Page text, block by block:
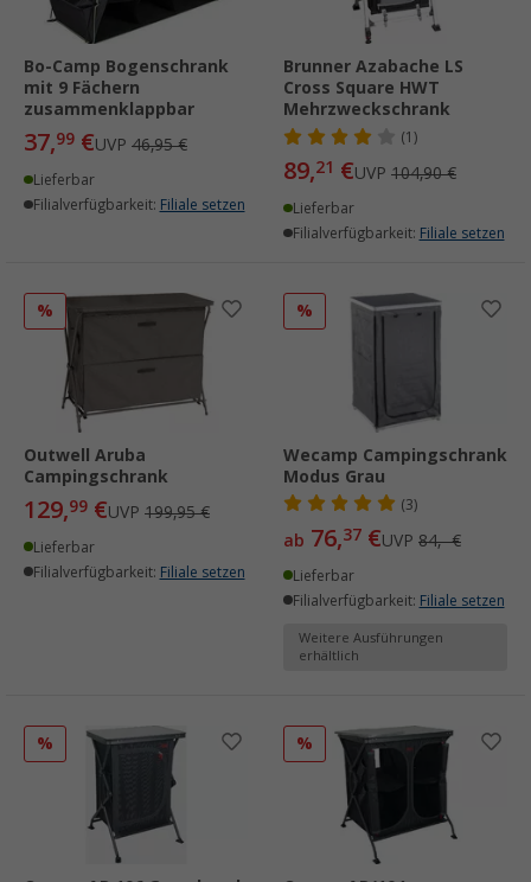
Bo-Camp Bogenschrank
mit 9 Fächern
zusammenklappbar
37,99 €UVP 46,95 €
Lieferbar
Filialverfügbarkeit: Filiale setzen
Brunner Azabache LS
Cross Square HWT
Mehrzweckschrank
(1)
89,21 €UVP 104,90 €
Lieferbar
Filialverfügbarkeit: Filiale setzen
%
Outwell Aruba
Campingschrank
129,99 €UVP 199,95 €
Lieferbar
Filialverfügbarkeit: Filiale setzen
%
Wecamp Campingschrank
Modus Grau
(3)
ab 76,37 €UVP 84,- €
Lieferbar
Filialverfügbarkeit: Filiale setzen
Weitere Ausführungen
erhältlich
% %